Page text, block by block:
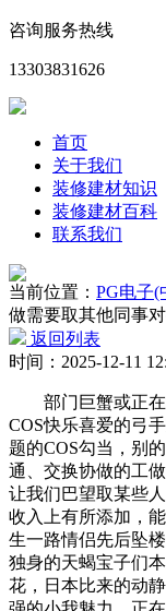
咨询服务热线
13303831626
首页
关于我们
装修建材知识
装修建材百科
联系我们
当前位置： PG电子(
做需要取其他同事
返回列表
时间：2025-12-11
部门巨蟹或正在
COS快乐喜爱的弓
题的COS勾当，别
通、交换协做的工
让我们巴望取某些
收入上有所添加，
生一路情侣先后坠
独身的天蝎宝子们
花，日本比来的动